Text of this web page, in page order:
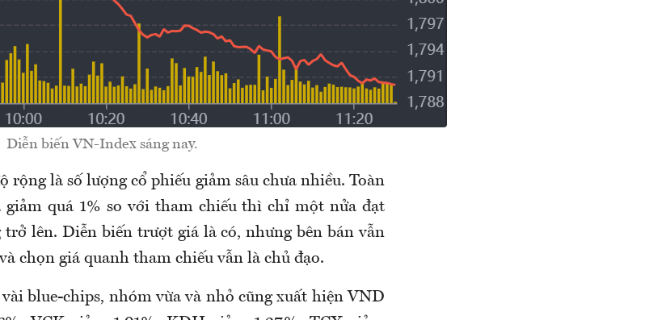
Diễn biến VN-Index sáng nay.
rộng là số lượng cổ phiếu giảm sâu chưa nhiều. Toàn
giảm quá 1% so với tham chiếu thì chỉ một nửa đạt
lên. Diễn biến trượt giá là có, nhưng bên bán vẫn
chọn giá quanh tham chiếu vẫn là chủ đạo.
blue-chips, nhóm vừa và nhỏ cũng xuất hiện VND